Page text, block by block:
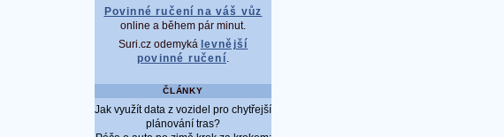
Povinné ručení na váš vůz
online a během pár minut.
Suri.cz odemyká levnější
povinné ručení.
ČLÁNKY
Jak využít data z vozidel pro chytřejší
plánování tras?